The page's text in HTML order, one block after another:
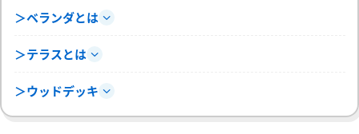
＞ベランダとは
＞テラスとは
＞ウッドデッキ